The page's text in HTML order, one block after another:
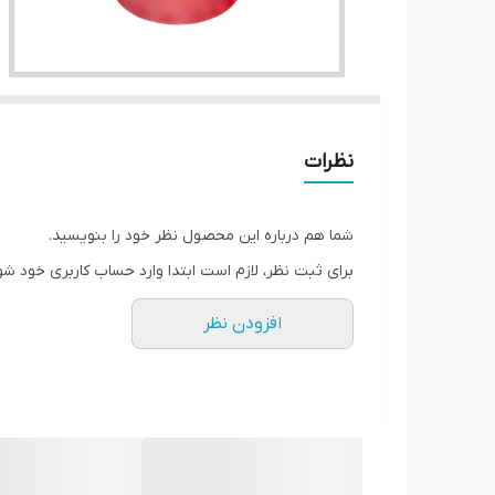
نظرات
شما هم درباره این محصول نظر خود را بنویسید.
برای ثبت نظر، لازم است ابتدا وارد حساب کاربری خود
افزودن نظر